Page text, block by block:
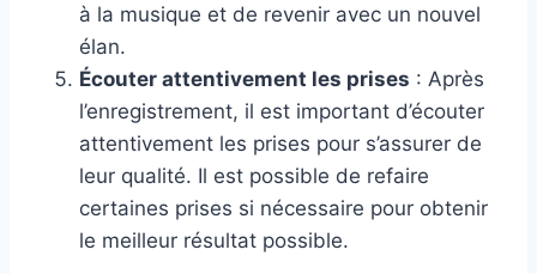
à la musique et de revenir avec un nouvel
élan.
Écouter attentivement les prises : Après
l’enregistrement, il est important d’écouter
attentivement les prises pour s’assurer de
leur qualité. Il est possible de refaire
certaines prises si nécessaire pour obtenir
le meilleur résultat possible.